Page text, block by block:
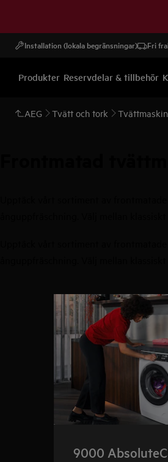
Installation (lokala begränsningar) Fri
Produkter Reservdelar & tillbehör
AEG Tvätt och tork
9000